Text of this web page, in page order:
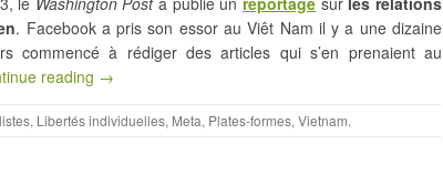
. Facebook a pris son essor au Viêt Nam il y a une dizaine
commencé à rédiger des articles qui s’en prenaient au
reading →
, Libertés individuelles, Meta, Plates-formes, Vietnam.